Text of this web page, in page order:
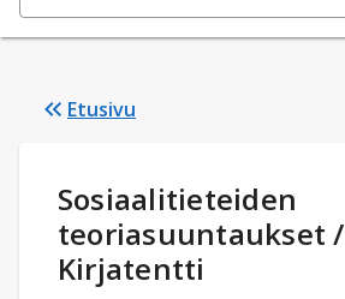
Etusivu
Opintotiedot:
Sosiaalitieteiden
teoriasuuntaukset /
Kirjatentti